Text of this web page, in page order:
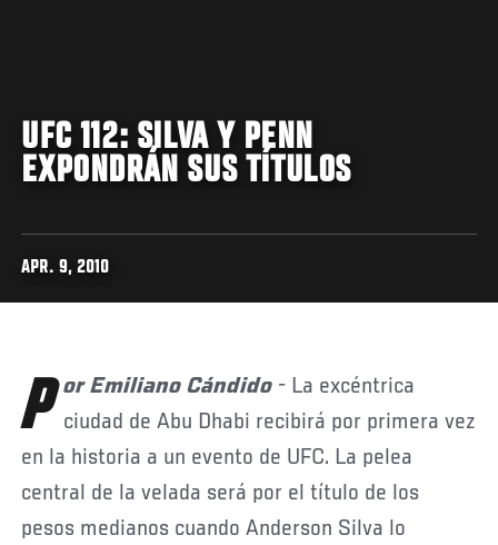
UFC 112: SILVA Y PENN
EXPONDRÁN SUS TÍTULOS
APR. 9, 2010
Por Emiliano Cándido - La excéntrica
ciudad de Abu Dhabi recibirá por primera vez
en la historia a un evento de UFC. La pelea
central de la velada será por el título de los
pesos medianos cuando Anderson Silva lo